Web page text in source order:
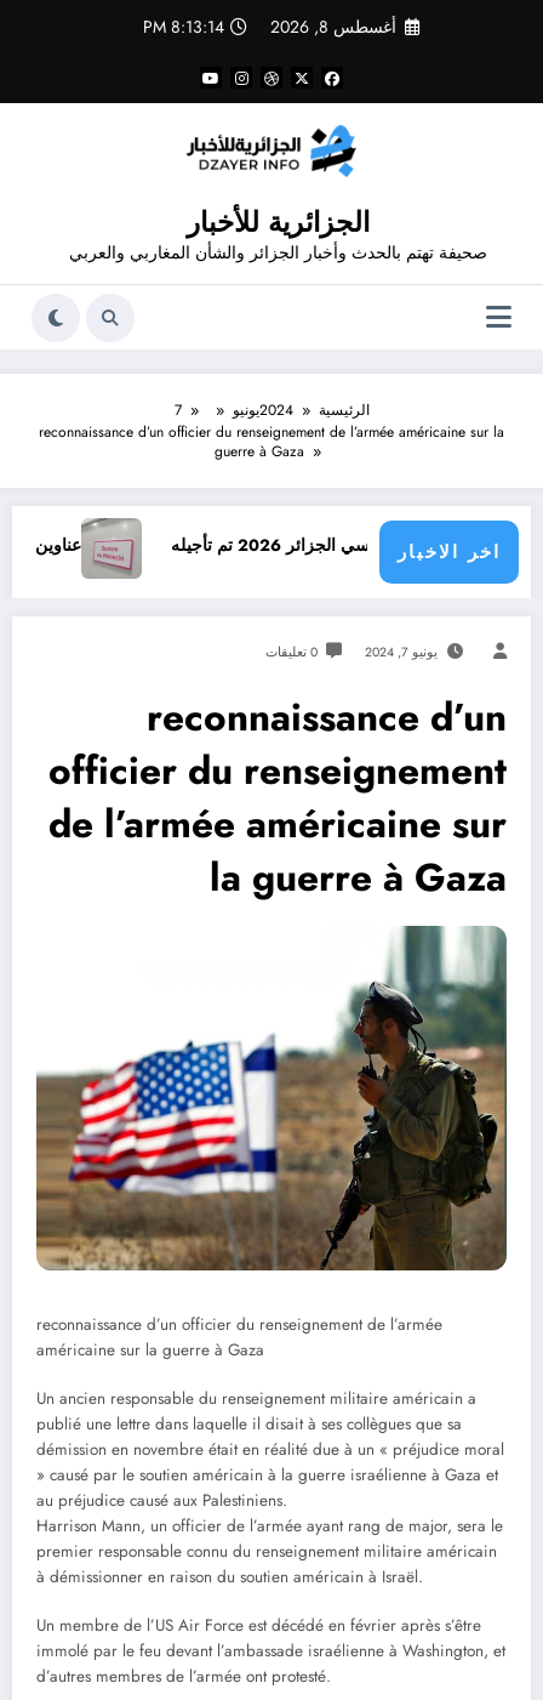
أغسطس 8, 2026 8:13:14 PM
الجزائرية للأخبار
صحيفة تهتم بالحدث وأخبار الجزائر والشأن المغاربي والعربي
الرئيسية 2024يونيو
7
reconnaissance d’un officier du renseignement de l’armée américaine sur la
guerre à Gaza
اخر الاخبار
الجزائر 2026 تم تأجيله عناوين وأرقام هاتف
يونيو 7, 2024 0 تعليقات
reconnaissance d’un
officier du renseignement
de l’armée américaine sur
la guerre à Gaza
reconnaissance d’un officier du renseignement de l’armée
américaine sur la guerre à Gaza
Un ancien responsable du renseignement militaire américain a
publié une lettre dans laquelle il disait à ses collègues que sa
démission en novembre était en réalité due à un « préjudice moral
» causé par le soutien américain à la guerre israélienne à Gaza et
au préjudice causé aux Palestiniens.
Harrison Mann, un officier de l’armée ayant rang de major, sera le
premier responsable connu du renseignement militaire américain
à démissionner en raison du soutien américain à Israël.
Un membre de l’US Air Force est décédé en février après s’être
immolé par le feu devant l’ambassade israélienne à Washington, et
d’autres membres de l’armée ont protesté.